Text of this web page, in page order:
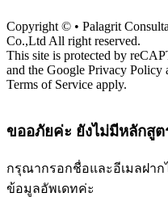
Copyright © • Palagrit
Co.,Ltd All right reserved.
This site is protected by
and the Google Privacy Policy
Terms of Service apply.
ขออภัยค่ะ ยังไม่มีหลักสู
กรุณากรอกชื่อและอีเมลฝาก
ข้อมูลอัพเดทค่ะ